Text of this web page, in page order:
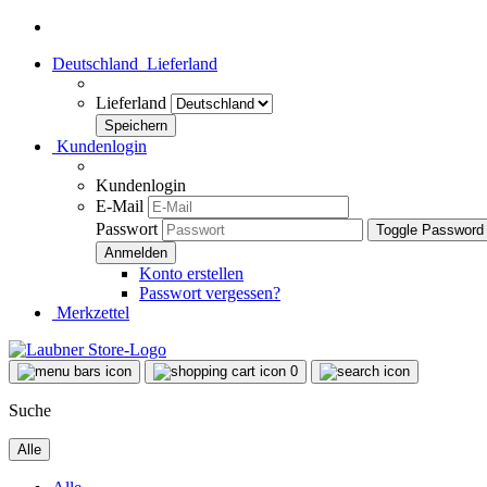
Deutschland Lieferland
Lieferland
Kundenlogin
Kundenlogin
E-Mail
Passwort
Toggle
Konto erstellen
Passwort vergessen?
Merkzettel
0
Suche
Alle